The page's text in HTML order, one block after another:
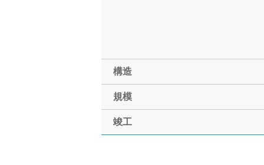
構造
規模
竣工